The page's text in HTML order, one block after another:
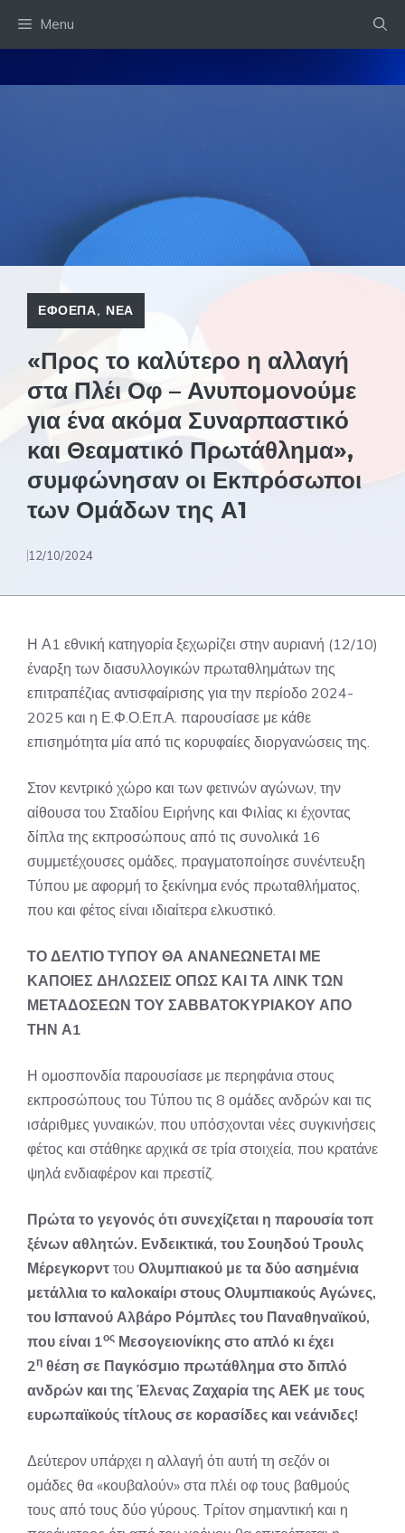
Menu
ΕΦΟΕΠΑ, ΝΕΑ
«Προς το καλύτερο η αλλαγή
στα Πλέι Οφ – Ανυπομονούμε
για ένα ακόμα Συναρπαστικό
και Θεαματικό Πρωτάθλημα»,
συμφώνησαν οι Εκπρόσωποι
των Ομάδων της Α1
12/10/2024
Η Α1 εθνική κατηγορία ξεχωρίζει στην αυριανή (12/10)
έναρξη των διασυλλογικών πρωταθλημάτων της
επιτραπέζιας αντισφαίρισης για την περίοδο 2024-
2025 και η Ε.Φ.Ο.Επ.Α. παρουσίασε με κάθε
επισημότητα μία από τις κορυφαίες διοργανώσεις της.
Στον κεντρικό χώρο και των φετινών αγώνων, την
αίθουσα του Σταδίου Ειρήνης και Φιλίας κι έχοντας
δίπλα της εκπροσώπους από τις συνολικά 16
συμμετέχουσες ομάδες, πραγματοποίησε συνέντευξη
Τύπου με αφορμή το ξεκίνημα ενός πρωταθλήματος,
που και φέτος είναι ιδιαίτερα ελκυστικό.
ΤΟ ΔΕΛΤΙΟ ΤΥΠΟΥ ΘΑ ΑΝΑΝΕΩΝΕΤΑΙ ΜΕ
ΚΑΠΟΙΕΣ ΔΗΛΩΣΕΙΣ ΟΠΩΣ ΚΑΙ ΤΑ ΛΙΝΚ ΤΩΝ
ΜΕΤΑΔΟΣΕΩΝ ΤΟΥ ΣΑΒΒΑΤΟΚΥΡΙΑΚΟΥ ΑΠΟ
ΤΗΝ Α1
Η ομοσπονδία παρουσίασε με περηφάνια στους
εκπροσώπους του Τύπου τις 8 ομάδες ανδρών και τις
ισάριθμες γυναικών, που υπόσχονται νέες συγκινήσεις
φέτος και στάθηκε αρχικά σε τρία στοιχεία, που κρατάνε
ψηλά ενδιαφέρον και πρεστίζ.
Πρώτα το γεγονός ότι συνεχίζεται η παρουσία τοπ
ξένων αθλητών. Ενδεικτικά, του Σουηδού Τρουλς
Μέρεγκορντ του Ολυμπιακού με τα δύο ασημένια
μετάλλια το καλοκαίρι στους Ολυμπιακούς Αγώνες,
του Ισπανού Αλβάρο Ρόμπλες του Παναθηναϊκού,
που είναι 1ος Μεσογειονίκης στο απλό κι έχει
2η θέση σε Παγκόσμιο πρωτάθλημα στο διπλό
ανδρών και της Έλενας Ζαχαρία της ΑΕΚ με τους
ευρωπαϊκούς τίτλους σε κορασίδες και νεάνιδες!
Δεύτερον υπάρχει η αλλαγή ότι αυτή τη σεζόν οι
ομάδες θα «κουβαλούν» στα πλέι οφ τους βαθμούς
τους από τους δύο γύρους. Τρίτον σημαντική και η